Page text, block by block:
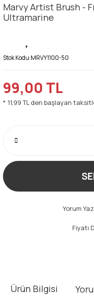
Marvy Artist Brush -
Ultramarine
Stok Kodu:MRVY1100-50
99,00 TL
* 11,99 TL den başlayan
Yorum Yaz
Fiyatı
Ürün Bilgisi